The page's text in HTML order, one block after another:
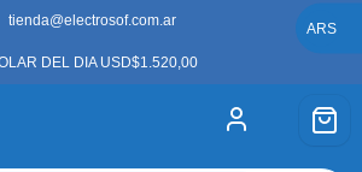
tienda@electrosof.com.ar
DEL DIA USD$1.520,00
ARS